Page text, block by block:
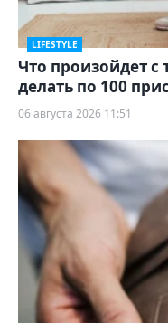
LIFESTYLE
Что произойдет
делать по 100
06 августа 2026 11:51